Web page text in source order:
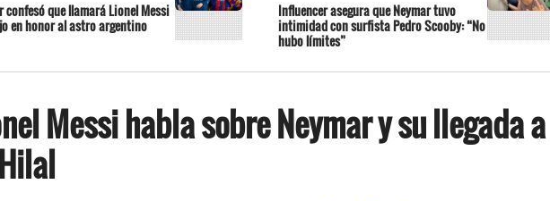
confesó que llamará Lionel Messi
en honor al astro argentino
Influencer asegura que Neymar tuvo
intimidad con surfista Pedro Scooby: “No
hubo límites”
Messi habla sobre Neymar y su llegada a